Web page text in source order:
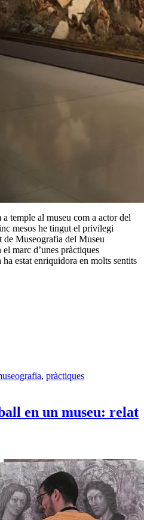
temple al museu com a actor del
mesos he tingut el privilegi
de Museografia del Museu
marc d’unes pràctiques
estat enriquidora en molts sentits
, pràctiques
en un museu: relat